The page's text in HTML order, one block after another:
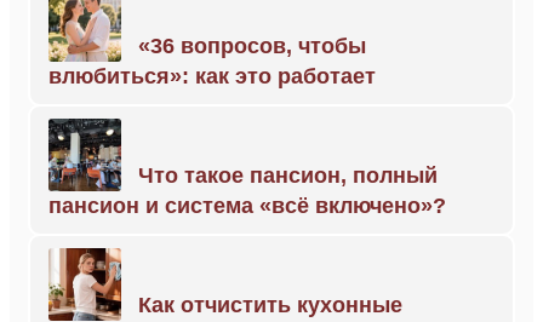
«36 вопросов, чтобы
влюбиться»: как это работает
Что такое пансион, полный
пансион и система «всё включено»?
Как отчистить кухонные